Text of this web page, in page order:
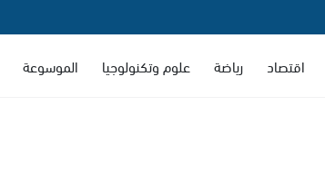
اقتصاد رياضة علوم وتكنولوجيا الموسوعة